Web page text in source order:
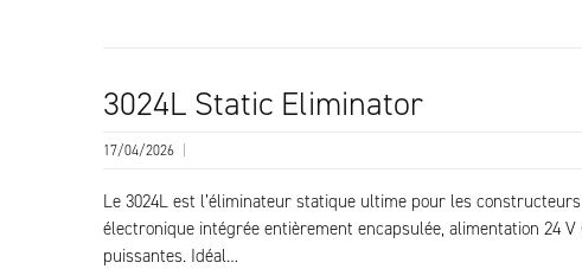
3024L Static Eliminator
17/04/2026 |
Le 3024L est l’éliminateur statique ultime pour les
électronique intégrée entièrement encapsulée, alimentation 24
puissantes. Idéal…